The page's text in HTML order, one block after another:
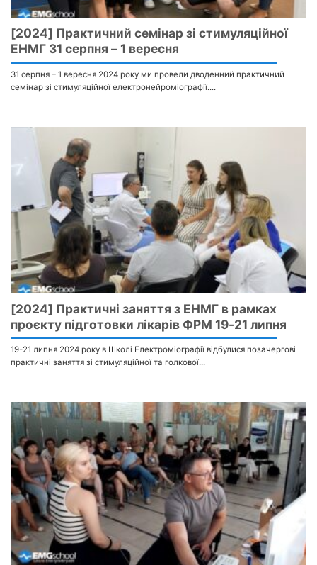
[2024] Практичний семінар зі стимуляційної
ЕНМГ 31 серпня – 1 вересня
31 серпня – 1 вересня 2024 року ми провели дводенний практичний
семінар зі стимуляційної електронейроміографії....
[2024] Практичні заняття з ЕНМГ в рамках
проєкту підготовки лікарів ФРМ 19-21 липня
19-21 липня 2024 року в Школі Електроміографії відбулися позачергові
практичні заняття зі стимуляційної та голкової...